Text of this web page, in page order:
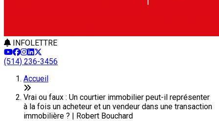
INFOLETTRE
(514) 236-3456
Accueil
Vrai ou faux : Un courtier immobilier peut-il représenter
à la fois un acheteur et un vendeur dans une transaction
immobilière ? | Robert Bouchard